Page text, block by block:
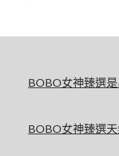
BOBO女神臻選
BOBO女神臻選